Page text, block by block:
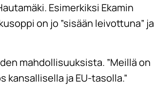
Esimerkiksi Ekamin
on jo ”sisään leivottuna” ja
mahdollisuuksista. ”Meillä on
ja EU-tasolla.”